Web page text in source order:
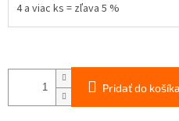
4 a viac ks = zľava 5 %
Pridať do košíka